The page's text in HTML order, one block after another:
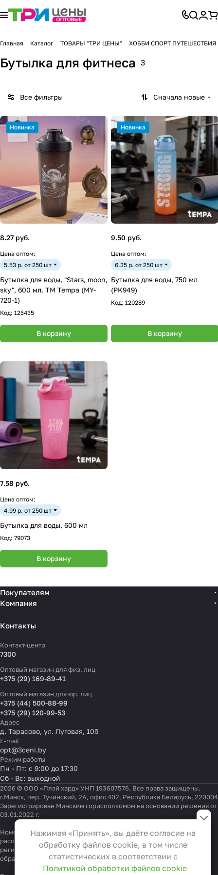
Главная Каталог ТОВАРЫ "ТРИ ЦЕНЫ" ХОББИ СПОРТ ПУТЕШЕСТВИЯ
Бутылка для фитнеса 3
Все фильтры Сначала новые
Новинка
8.27 руб.
Цена оптом:
5.53 р. от 250 шт
Бутылка для воды, "Stars, moon,
sky", 600 мл. ТМ Tempa (MY-
720-1)
Код: 125435
В корзину
Новинка
9.50 руб.
Цена оптом:
6.35 р. от 250 шт
Бутылка для воды, 750 мл
(PK949)
Код: 120289
В корзину
7.58 руб.
Цена оптом:
4.99 р. от 250 шт
Бутылка для воды, 600 мл
Код: 79073
В корзину
Покупателям
Компания
Контакты
Контакт-центр
7300
Оптовый магазин для физ. лиц
+375 (29) 169-89-41
Оптовый магазин для юр. лиц
+375 (44) 500-88-99
+375 (29) 120-99-53
Адрес
д. Тарасово, ул. Луговая, 10б
E-mail
opt@3ceni.by
Режим работы
Пн - Пт: с 9:00 до 17:30
Сб - Вс: выходной
2026 © ООО «Плэй хард» УНП 193607576. Все права защищены.
г.Минск, пер. Тучинский, 2А, офис 402, Республика Беларусь, 220004
Зарегистрирован Минским горисполкомом на основании решения от
03.01.2022 г.
Номер телефона работников местных исполнительных и
распорядительных органов по месту государственной
регистрации ООО «Плэй хард», уполномоченных рассматривать
обращения покупателей:+375 17 323-41-58,+375 17 370-30-64
Настройки файлов cookie
Функциональные
Эти файлы необходимы для
функционирования сайта и не
могут быть отключены в наших
Нажимая «Принять», вы даёте согласие на
обработку файлов cookie, в том числе
статистических в соответствии с
Политикой обработки файлов cookie